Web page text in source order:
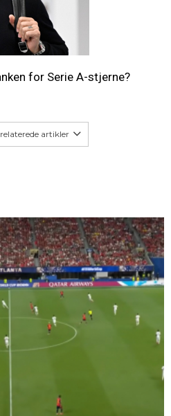
for Serie A-stjerne?
artikler